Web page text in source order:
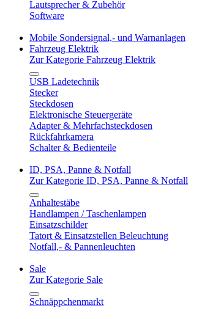
Lautsprecher & Zubehör
Software
Mobile Sondersignal,- und Warnanlagen
Fahrzeug Elektrik
Zur Kategorie Fahrzeug Elektrik
USB Ladetechnik
Stecker
Steckdosen
Elektronische Steuergeräte
Adapter & Mehrfachsteckdosen
Rückfahrkamera
Schalter & Bedienteile
ID, PSA, Panne & Notfall
Zur Kategorie ID, PSA, Panne & Notfall
Anhaltestäbe
Handlampen / Taschenlampen
Einsatzschilder
Tatort & Einsatzstellen Beleuchtung
Notfall,- & Pannenleuchten
Sale
Zur Kategorie Sale
Schnäppchenmarkt